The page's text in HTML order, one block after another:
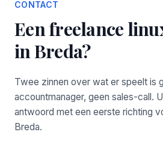
CONTACT
Een freelance
in Breda?
Twee zinnen over wat er speelt is
accountmanager, geen sales-call.
antwoord met een eerste richting
Breda.